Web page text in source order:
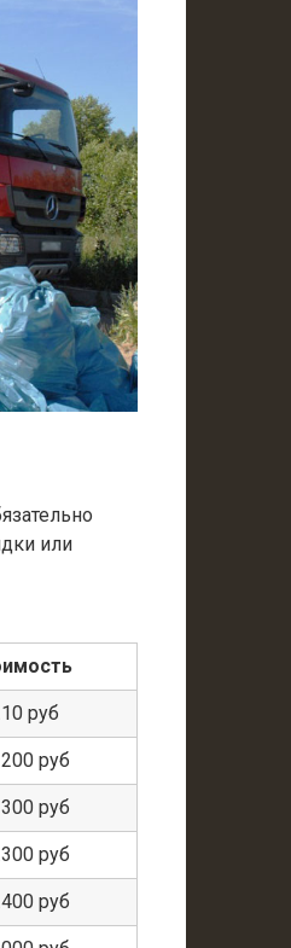
или
руб
руб
руб
руб
руб